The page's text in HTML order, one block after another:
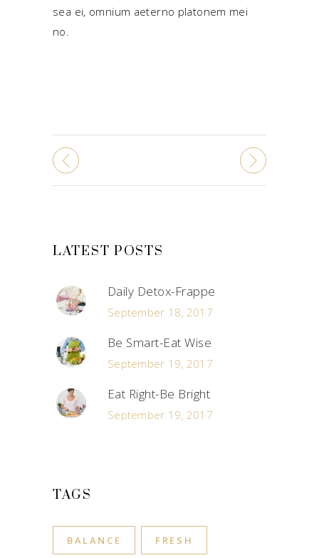
sea ei, omnium aeterno platonem mei
no.
LATEST POSTS
Daily Detox-Frappe
September 18, 2017
Be Smart-Eat Wise
September 19, 2017
Eat Right-Be Bright
September 19, 2017
TAGS
BALANCE FRESH